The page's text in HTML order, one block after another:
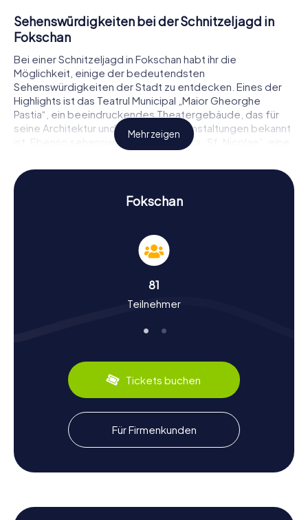
Sehenswürdigkeiten bei der Schnitzeljagd in
Fokschan
Bei einer Schnitzeljagd in Fokschan habt ihr die
Möglichkeit, einige der bedeutendsten
Sehenswürdigkeiten der Stadt zu entdecken. Eines der
Highlights ist das Teatrul Municipal „Maior Gheorghe
Pastia“, ein beeindruckendes Theatergebäude, das für
seine Architektur und kulturellen Veranstaltungen bekannt
ist. Ebenso sehenswert ist die Biserica „Sf. Nicolae“, eine
Geschichte. Auch die Biserica „Nașterea Maicii Domnului“ -
Săpunaru bietet euch eine faszinierende Kulisse für Rätsel
und Entdeckungen. Diese Orte sind nicht nur
architektonische Meisterwerke, sondern auch perfekte
Geschichte und Kultur bei der Schnitzeljagd in
Eine Schnitzeljagd in Fokschan ist auch eine Reise in die
Vergangenheit und Kultur der Stadt. Fokschan hat eine
Die Stadt war ein bedeutender Handelsplatz und spielte
Wusstet ihr, dass Fokschan einst ein Zentrum für den
Weinhandel war? Diese und viele weitere interessante
Fakten erfahrt ihr während eurer Schnitzeljagd. Auch die
kulinarischen Spezialitäten der Region, wie der berühmte
Mămăligă (eine Art Polenta), sind Teil der kulturellen
Entdeckungen, die auf euch warten.
Nach der Schnitzeljagd in Fokschan die
Umgebung erkunden
noch vieles mehr zu entdecken. Die Umgebung der Stadt
Mehr zeigen
Fokschan
81
Teilnehmer
Tickets buchen
Für Firmenkunden